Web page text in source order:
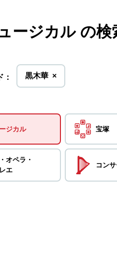
ージカル の検
黒木華を
削
×
ジカル 宝塚
オペラ・
エ
コン